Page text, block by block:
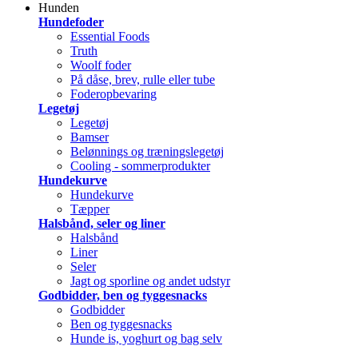
Hunden
Hundefoder
Essential Foods
Truth
Woolf foder
På dåse, brev, rulle eller tube
Foderopbevaring
Legetøj
Legetøj
Bamser
Belønnings og træningslegetøj
Cooling - sommerprodukter
Hundekurve
Hundekurve
Tæpper
Halsbånd, seler og liner
Halsbånd
Liner
Seler
Jagt og sporline og andet udstyr
Godbidder, ben og tyggesnacks
Godbidder
Ben og tyggesnacks
Hunde is, yoghurt og bag selv